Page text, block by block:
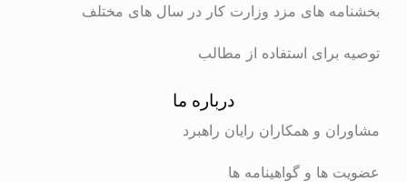
بخشنامه های مزد وزارت کار در سال های مختلف
توصیه برای استفاده از مطالب
درباره ما
مشاوران و همکاران رایان راهبرد
عضویت ها و گواهینامه ها